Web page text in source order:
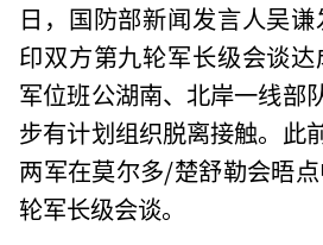
日，国防部新闻发言人吴
印双方第九轮军长级会谈
军位班公湖南、北岸一线部
步有计划组织脱离接触。此
两军在莫尔多/楚舒勒会晤
轮军长级会谈。